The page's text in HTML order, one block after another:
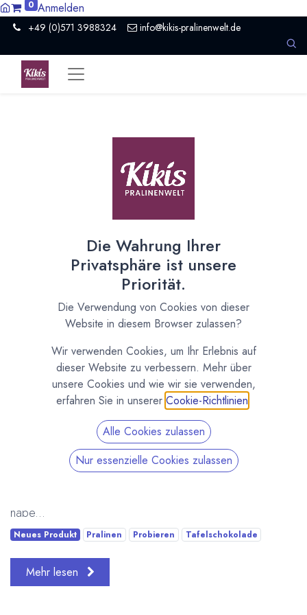
0 Anmelden
+49 (0)571 3988324 info@kikis-pralinenwelt.de
Schoko Probierwochen und neue
Sommer Pralinen
Neues aus Kiki's Pralinenwelt und kreativer Küche
Bei so viel Schokolade fällt die Auswahl manchmal
schwer. Deshalb machen wir jetzt Schokoladen-
Probierwochen! Neun Sorten von Weißer Schokolade,
habe...
Neues Produkt Pralinen Probieren Tafelschokolade
Mehr lesen
Die Wahrung Ihrer
Privatsphäre ist unsere
Priorität.
Die Verwendung von Cookies von dieser
Website in diesem Browser zulassen?
Wir verwenden Cookies, um Ihr Erlebnis auf
dieser Website zu verbessern. Mehr über
unsere Cookies und wie wir sie verwenden,
erfahren Sie in unserer Cookie-Richtlinien
Alle Cookies zulassen
Nur essenzielle Cookies zulassen